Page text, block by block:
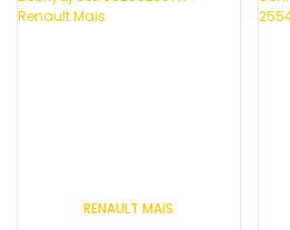
RENAULT MAİS